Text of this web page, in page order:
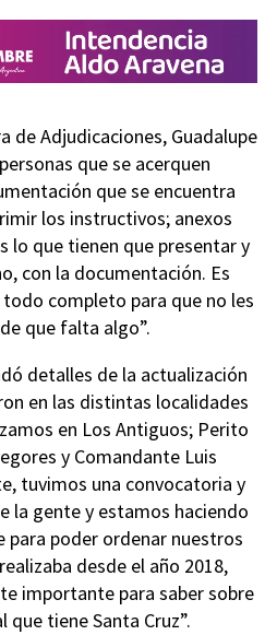
de Adjudicaciones, Guadalupe
que se acerquen
que se encuentra
los instructivos; anexos
lo que tienen que presentar y
con la documentación. Es
completo para que no les
que falta algo”.
detalles de la actualización
en las distintas localidades
en Los Antiguos; Perito
y Comandante Luis
tuvimos una convocatoria y
la gente y estamos haciendo
poder ordenar nuestros
desde el año 2018,
importante para saber sobre
tiene Santa Cruz”.